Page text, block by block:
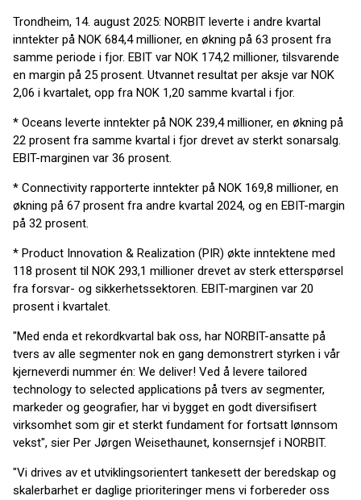
Trondheim, 14. august 2025: NORBIT leverte i andre kvartal
inntekter på NOK 684,4 millioner, en økning på 63 prosent fra
samme periode i fjor. EBIT var NOK 174,2 millioner, tilsvarende
en margin på 25 prosent. Utvannet resultat per aksje var NOK
2,06 i kvartalet, opp fra NOK 1,20 samme kvartal i fjor.
* Oceans leverte inntekter på NOK 239,4 millioner, en økning på
22 prosent fra samme kvartal i fjor drevet av sterkt sonarsalg.
EBIT-marginen var 36 prosent.
* Connectivity rapporterte inntekter på NOK 169,8 millioner, en
økning på 67 prosent fra andre kvartal 2024, og en EBIT-margin
på 32 prosent.
* Product Innovation & Realization (PIR) økte inntektene med
118 prosent til NOK 293,1 millioner drevet av sterk etterspørsel
fra forsvar- og sikkerhetssektoren. EBIT-marginen var 20
prosent i kvartalet.
"Med enda et rekordkvartal bak oss, har NORBIT-ansatte på
tvers av alle segmenter nok en gang demonstrert styrken i vår
kjerneverdi nummer én: We deliver! Ved å levere tailored
technology to selected applications på tvers av segmenter,
markeder og geografier, har vi bygget en godt diversifisert
virksomhet som gir et sterkt fundament for fortsatt lønnsom
vekst", sier Per Jørgen Weisethaunet, konsernsjef i NORBIT.
"Vi drives av et utviklingsorientert tankesett der beredskap og
skalerbarhet er daglige prioriteringer mens vi forbereder oss